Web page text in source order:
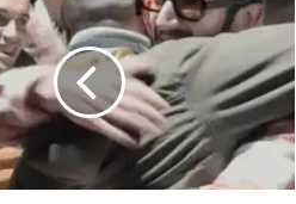
الإفراج
مغني
الراب
“باوز
فلو”
بعد
حكم